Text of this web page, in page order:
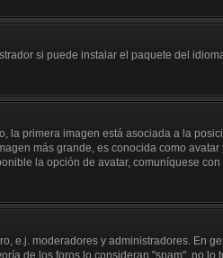
si puede instalar el paquete del
primera imagen está asociada a la
más grande, es conocida como
la opción de avatar, comuníquese
e.j. moderadores y administradores. En
de los foros lo consideran "spam", no lo